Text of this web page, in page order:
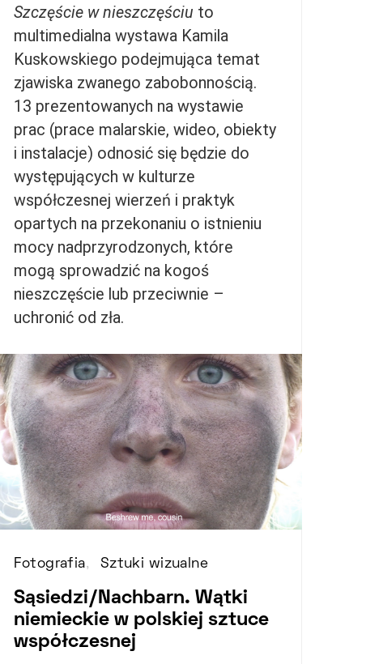
Szczęście w nieszczęściu to
multimedialna wystawa Kamila
Kuskowskiego podejmująca temat
zjawiska zwanego zabobonnością.
13 prezentowanych na wystawie
prac (prace malarskie, wideo, obiekty
i instalacje) odnosić się będzie do
występujących w kulturze
współczesnej wierzeń i praktyk
opartych na przekonaniu o istnieniu
mocy nadprzyrodzonych, które
mogą sprowadzić na kogoś
nieszczęście lub przeciwnie –
uchronić od zła.
Fotografia Sztuki wizualne
Sąsiedzi/Nachbarn. Wątki
niemieckie w polskiej sztuce
współczesnej